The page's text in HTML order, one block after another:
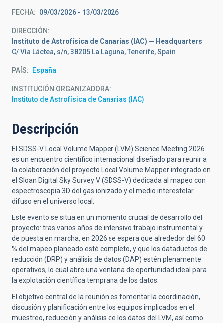
FECHA 09/03/2026 - 13/03/2026
DIRECCIÓN
Instituto de Astrofísica de Canarias (IAC) — Headquarters
C/ Vía Láctea, s/n, 38205 La Laguna, Tenerife, Spain
PAÍS España
INSTITUCIÓN ORGANIZADORA
Instituto de Astrofísica de Canarias (IAC)
Descripción
El SDSS-V Local Volume Mapper (LVM) Science Meeting 2026
es un encuentro científico internacional diseñado para reunir a
la colaboración del proyecto Local Volume Mapper integrado en
el Sloan Digital Sky Survey V (SDSS-V) dedicada al mapeo con
espectroscopia 3D del gas ionizado y el medio interestelar
difuso en el universo local.
Este evento se sitúa en un momento crucial de desarrollo del
proyecto: tras varios años de intensivo trabajo instrumental y
de puesta en marcha, en 2026 se espera que alrededor del 60
% del mapeo planeado esté completo, y que los dataductos de
reducción (DRP) y análisis de datos (DAP) estén plenamente
operativos, lo cual abre una ventana de oportunidad ideal para
la explotación científica temprana de los datos.
El objetivo central de la reunión es fomentar la coordinación,
discusión y planificación entre los equipos implicados en el
muestreo, reducción y análisis de los datos del LVM, así como